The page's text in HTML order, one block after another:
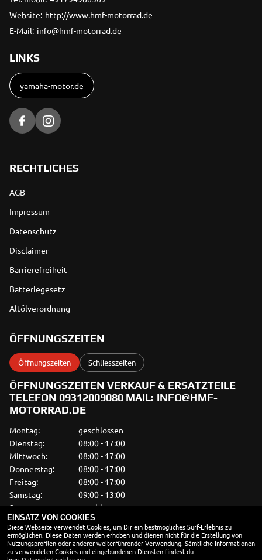
Website: http://www.hmf-motorrad.de
E-Mail: info@hmf-motorrad.de
LINKS
yamaha-motor.de
RECHTLICHES
AGB
Impressum
Datenschutz
Disclaimer
Barrierefreiheit
Batteriegesetz
Altölverordnung
ÖFFNUNGSZEITEN
Öffnungszeiten Schliesszeiten
ÖFFNUNGSZEITEN VERKAUF & ERSATZTEILE
TELEFON 09312009080 MAIL: INFO@HMF-
MOTORRAD.DE
Montag:
geschlossen
Dienstag:
08:00 - 17:00
Mittwoch:
08:00 - 17:00
Donnerstag:
08:00 - 17:00
Freitag:
08:00 - 17:00
Samstag:
09:00 - 13:00
Sonntag:
geschlossen
WERKSTATT
Montag:
Besuch nach
EINSATZ VON COOKIES
Diese Webseite verwendet Cookies, um Dir ein bestmögliches Surf-Erlebnis zu
ermöglichen. Diese Daten werden erhoben und dienen nicht für die Erstellung von
Nutzungsprofilen oder anderer weiterführender Verwendung. Sämtliche Informationen
zu verwendeten Cookies und eingebundenen Diensten findest du